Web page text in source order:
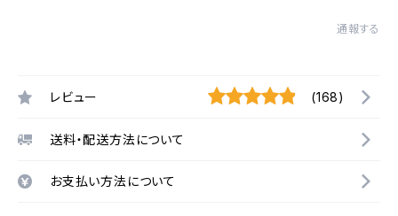
通報する
レビュー (168)
送料・配送方法について
お支払い方法について